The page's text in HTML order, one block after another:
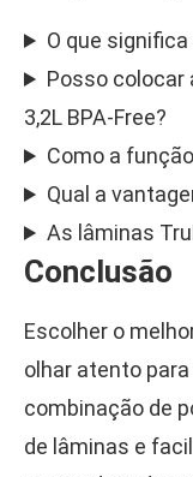
O que
Posso colocar
3,2L BPA-Free?
Como a
Qual a
As lâminas
Conclusão
Escolher o
olhar atento
combinação de
de lâminas e